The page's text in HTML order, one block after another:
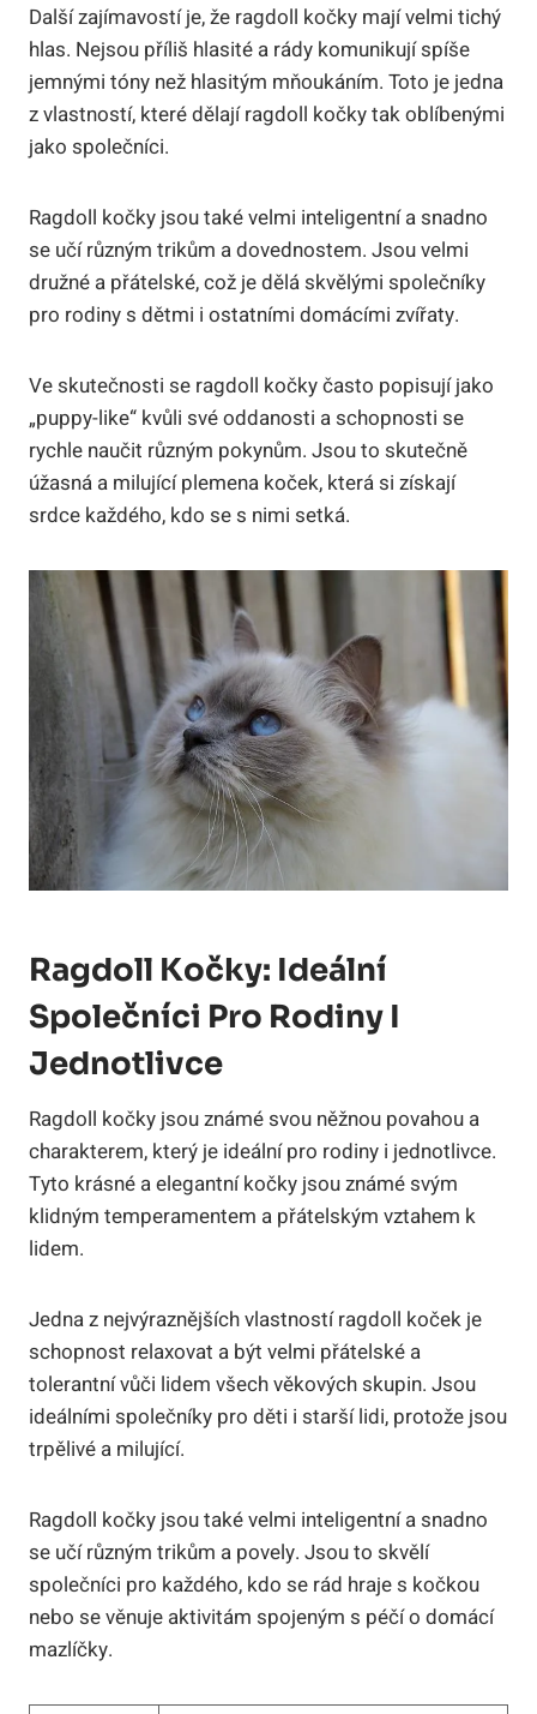
Další zajímavostí je, ⁣že ragdoll kočky mají velmi tichý
hlas. Nejsou příliš hlasité ⁤a rády komunikují spíše
jemnými tóny než hlasitým mňoukáním.‌ Toto je jedna
z vlastností, které dělají ragdoll ‍kočky tak oblíbenými
jako společníci.
Ragdoll kočky jsou také velmi inteligentní a snadno
⁤se učí různým trikům a dovednostem. Jsou ⁤velmi
družné a přátelské, což ⁣je dělá skvělými společníky
pro rodiny s dětmi i ostatními domácími zvířaty.
Ve skutečnosti se ragdoll kočky často popisují jako
„puppy-like“ kvůli své oddanosti⁢ a schopnosti se
rychle naučit různým pokynům. Jsou to skutečně
úžasná a milující plemena koček, která si získají
srdce každého, kdo se​ s nimi setká.
Ragdoll Kočky: Ideální
Společníci Pro Rodiny I
Jednotlivce
Ragdoll kočky jsou známé svou něžnou ​povahou a
charakterem, který je⁤ ideální pro rodiny i⁢ jednotlivce.‍
Tyto krásné a elegantní kočky jsou známé svým
klidným temperamentem a přátelským vztahem k
lidem.
Jedna z nejvýraznějších vlastností ragdoll koček je ​
schopnost relaxovat⁢ a být velmi přátelské a
tolerantní vůči lidem všech věkových skupin. Jsou
ideálními společníky pro děti i‍ starší lidi, protože jsou
⁢trpělivé a milující.
Ragdoll kočky jsou ‍také velmi inteligentní a snadno ​
se učí různým trikům a povely. Jsou ⁢to skvělí
společníci ⁢pro každého, kdo se rád hraje ⁤s kočkou
nebo se věnuje aktivitám‌ spojeným ⁤s péčí o⁣ domácí
mazlíčky.